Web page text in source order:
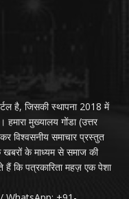
है, जिसकी स्थापना 2018 में
मुख्यालय गोंडा (उत्तर
विश्वसनीय समाचार प्रस्तुत
खबरों के माध्यम से समाज की
कि पत्रकारिता महज़ एक पेशा